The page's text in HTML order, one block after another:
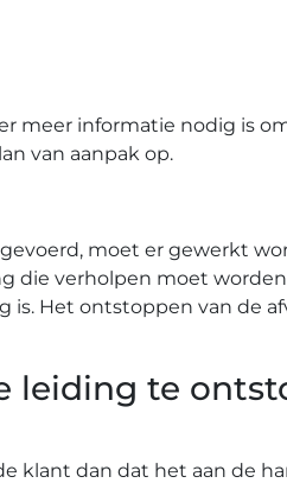
meer informatie nodig is
van aanpak op.
moet er gewerkt
die verholpen moet
Het ontstoppen van de
leiding te
klant dan dat het aan de